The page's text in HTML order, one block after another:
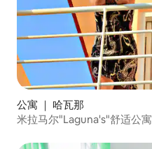
公寓 ｜ 哈瓦那
米拉马尔"Laguna's"舒适公寓